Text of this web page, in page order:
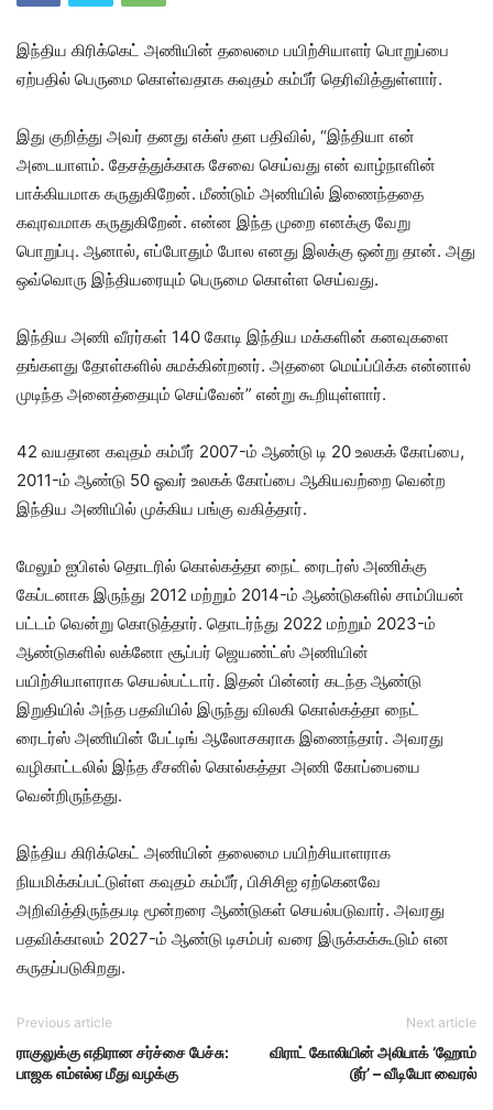
இந்திய கிரிக்கெட் அணியின் தலைமை பயிற்சியாளர் பொறுப்பை
ஏற்பதில் பெருமை கொள்வதாக கவுதம் கம்பீர் தெரிவித்துள்ளார்.
இது குறித்து அவர் தனது எக்ஸ் தள பதிவில், “இந்தியா என்
அடையாளம். தேசத்துக்காக சேவை செய்வது என் வாழ்நாளின்
பாக்கியமாக கருதுகிறேன். மீண்டும் அணியில் இணைந்ததை
கவுரவமாக கருதுகிறேன். என்ன இந்த முறை எனக்கு வேறு
பொறுப்பு. ஆனால், எப்போதும் போல எனது இலக்கு ஒன்று தான். அது
ஒவ்வொரு இந்தியரையும் பெருமை கொள்ள செய்வது.
இந்திய அணி வீரர்கள் 140 கோடி இந்திய மக்களின் கனவுகளை
தங்களது தோள்களில் சுமக்கின்றனர். அதனை மெய்ப்பிக்க என்னால்
முடிந்த அனைத்தையும் செய்வேன்” என்று கூறியுள்ளார்.
42 வயதான கவுதம் கம்பீர் 2007-ம் ஆண்டு டி 20 உலகக் கோப்பை,
2011-ம் ஆண்டு 50 ஓவர் உலகக் கோப்பை ஆகியவற்றை வென்ற
இந்திய அணியில் முக்கிய பங்கு வகித்தார்.
மேலும் ஐபிஎல் தொடரில் கொல்கத்தா நைட் ரைடர்ஸ் அணிக்கு
கேப்டனாக இருந்து 2012 மற்றும் 2014-ம் ஆண்டுகளில் சாம்பியன்
பட்டம் வென்று கொடுத்தார். தொடர்ந்து 2022 மற்றும் 2023-ம்
ஆண்டுகளில் லக்னோ சூப்பர் ஜெயண்ட்ஸ் அணியின்
பயிற்சியாளராக செயல்பட்டார். இதன் பின்னர் கடந்த ஆண்டு
இறுதியில் அந்த பதவியில் இருந்து விலகி கொல்கத்தா நைட்
ரைடர்ஸ் அணியின் பேட்டிங் ஆலோசகராக இணைந்தார். அவரது
வழிகாட்டலில் இந்த சீசனில் கொல்கத்தா அணி கோப்பையை
வென்றிருந்தது.
இந்திய கிரிக்கெட் அணியின் தலைமை பயிற்சியாளராக
நியமிக்கப்பட்டுள்ள கவுதம் கம்பீர், பிசிசிஐ ஏற்கெனவே
அறிவித்திருந்தபடி மூன்றரை ஆண்டுகள் செயல்படுவார். அவரது
பதவிக்காலம் 2027-ம் ஆண்டு டிசம்பர் வரை இருக்கக்கூடும் என
கருதப்படுகிறது.
Previous article
ராகுலுக்கு எதிரான சர்ச்சை பேச்சு:
பாஜக எம்எல்ஏ மீது வழக்கு
Next article
விராட் கோலியின் அலிபாக் ‘ஹோம்
டூர்’ – வீடியோ வைரல்